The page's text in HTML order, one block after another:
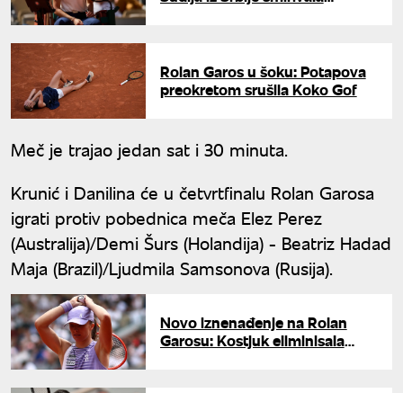
Rolan Garos u šoku: Potapova
preokretom srušila Koko Gof
Meč je trajao jedan sat i 30 minuta.
Krunić i Danilina će u četvrtfinalu Rolan Garosa
igrati protiv pobednica meča Elez Perez
(Australija)/Demi Šurs (Holandija) - Beatriz Hadad
Maja (Brazil)/Ljudmila Samsonova (Rusija).
Novo iznenađenje na Rolan
Garosu: Kostjuk eliminisala